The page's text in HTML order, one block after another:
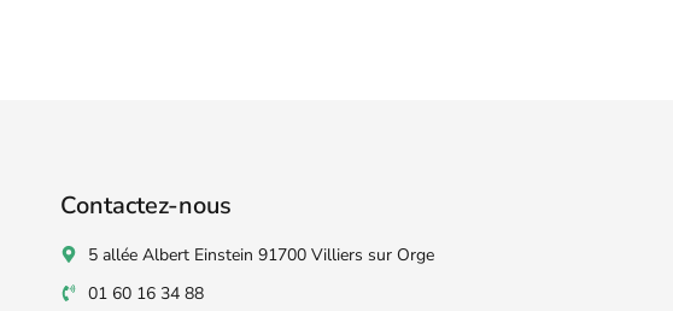
Contactez-nous
5 allée Albert Einstein 91700 Villiers sur Orge
01 60 16 34 88